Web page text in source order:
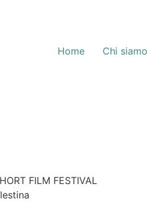
Home Chi siamo
FILM FESTIVAL